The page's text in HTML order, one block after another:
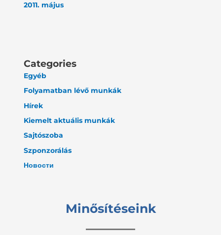
2011. május
Categories
Egyéb
Folyamatban lévő munkák
Hírek
Kiemelt aktuális munkák
Sajtószoba
Szponzorálás
Новости
Minősítéseink